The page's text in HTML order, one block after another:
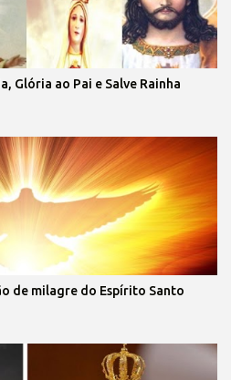
Glória ao Pai e Salve Rainha
de milagre do Espírito Santo